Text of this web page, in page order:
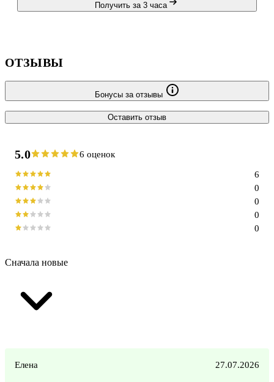
Получить за 3 часа
ОТЗЫВЫ
Бонусы за отзывы
Оставить отзыв
5.0 6 оценок
0
0
0
0
6
Сначала новые
Елена 27.07.2026